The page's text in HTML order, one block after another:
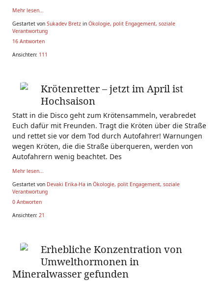
Mehr lesen...
Gestartet von Sukadev Bretz in Ökologie, polit Engagement, soziale
Verantwortung
16 Antworten
Ansichten: 111
Krötenretter – jetzt im April ist
Hochsaison
Statt in die Disco geht zum Krötensammeln, verabredet
Euch dafür mit Freunden. Tragt die Kröten über die Straße
und rettet sie vor dem Tod durch Autofahrer! Warnungen
wegen Kröten, die die Straße überqueren, werden von
Autofahrern wenig beachtet. Des
Mehr lesen...
Gestartet von Devaki Erika-Ha in Ökologie, polit Engagement, soziale
Verantwortung
0 Antworten
Ansichten: 21
Erhebliche Konzentration von
Umwelthormonen in
Mineralwasser gefunden